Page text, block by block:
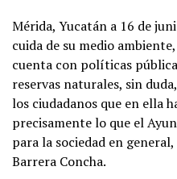
Mérida, Yucatán a 16 de
cuida de su medio
cuenta con políticas
reservas naturales, sin
los ciudadanos que en ella
precisamente lo que el
para la sociedad en
Barrera Concha.